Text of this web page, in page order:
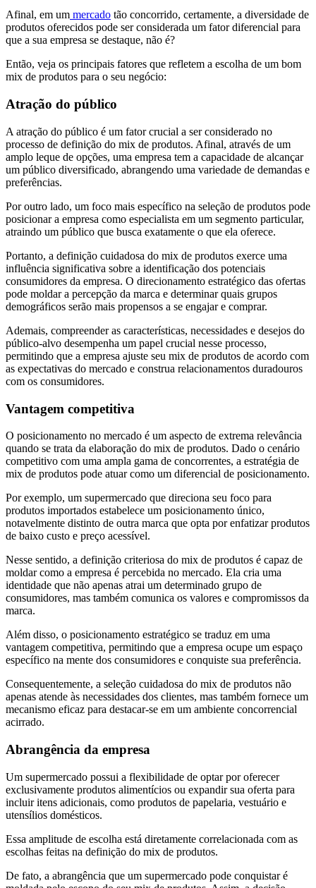
Afinal, em um mercado tão concorrido, certamente, a diversidade de
produtos oferecidos pode ser considerada um fator diferencial para
que a sua empresa se destaque, não é?
Então, veja os principais fatores que refletem a escolha de um bom
mix de produtos para o seu negócio:
Atração do público
A atração do público é um fator crucial a ser considerado no
processo de definição do mix de produtos. Afinal, através de um
amplo leque de opções, uma empresa tem a capacidade de alcançar
um público diversificado, abrangendo uma variedade de demandas e
preferências.
Por outro lado, um foco mais específico na seleção de produtos pode
posicionar a empresa como especialista em um segmento particular,
atraindo um público que busca exatamente o que ela oferece.
Portanto, a definição cuidadosa do mix de produtos exerce uma
influência significativa sobre a identificação dos potenciais
consumidores da empresa. O direcionamento estratégico das ofertas
pode moldar a percepção da marca e determinar quais grupos
demográficos serão mais propensos a se engajar e comprar.
Ademais, compreender as características, necessidades e desejos do
público-alvo desempenha um papel crucial nesse processo,
permitindo que a empresa ajuste seu mix de produtos de acordo com
as expectativas do mercado e construa relacionamentos duradouros
com os consumidores.
Vantagem competitiva
O posicionamento no mercado é um aspecto de extrema relevância
quando se trata da elaboração do mix de produtos. Dado o cenário
competitivo com uma ampla gama de concorrentes, a estratégia de
mix de produtos pode atuar como um diferencial de posicionamento.
Por exemplo, um supermercado que direciona seu foco para
produtos importados estabelece um posicionamento único,
notavelmente distinto de outra marca que opta por enfatizar produtos
de baixo custo e preço acessível.
Nesse sentido, a definição criteriosa do mix de produtos é capaz de
moldar como a empresa é percebida no mercado. Ela cria uma
identidade que não apenas atrai um determinado grupo de
consumidores, mas também comunica os valores e compromissos da
marca.
Além disso, o posicionamento estratégico se traduz em uma
vantagem competitiva, permitindo que a empresa ocupe um espaço
específico na mente dos consumidores e conquiste sua preferência.
Consequentemente, a seleção cuidadosa do mix de produtos não
apenas atende às necessidades dos clientes, mas também fornece um
mecanismo eficaz para destacar-se em um ambiente concorrencial
acirrado.
Abrangência da empresa
Um supermercado possui a flexibilidade de optar por oferecer
exclusivamente produtos alimentícios ou expandir sua oferta para
incluir itens adicionais, como produtos de papelaria, vestuário e
utensílios domésticos.
Essa amplitude de escolha está diretamente correlacionada com as
escolhas feitas na definição do mix de produtos.
De fato, a abrangência que um supermercado pode conquistar é